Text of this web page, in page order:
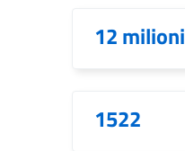
12 milioni
1522